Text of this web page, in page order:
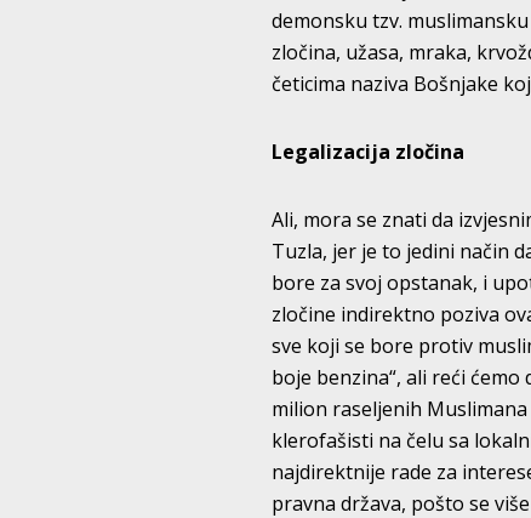
demonsku tzv.
zločina, užasa, mraka,
četicima naziva Bošnjake
Legalizacija zločina
Ali, mora se znati da
Tuzla, jer je to jedini način
bore za svoj opstanak, i
zločine indirektno poziva
sve koji se bore protiv
boje benzina“, ali reći
milion raseljenih
klerofašisti na čelu sa
najdirektnije rade za
pravna država, pošto se